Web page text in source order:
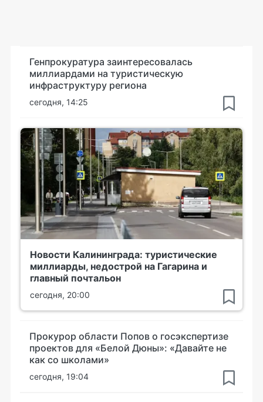
Генпрокуратура заинтересовалась
миллиардами на туристическую
инфраструктуру региона
сегодня, 14:25
Новости Калининграда: туристические
миллиарды, недострой на Гагарина и
главный почтальон
сегодня, 20:00
Прокурор области Попов о госэкспертизе
проектов для «Белой Дюны»: «Давайте не
как со школами»
сегодня, 19:04